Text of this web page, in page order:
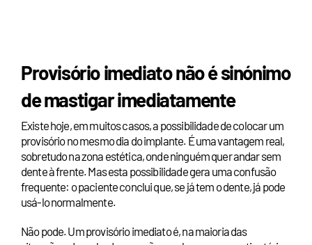
Provisório imediato não é sinónimo
de mastigar imediatamente
Existe hoje, em muitos casos, a possibilidade de colocar um
provisório no mesmo dia do implante. É uma vantagem real,
sobretudo na zona estética, onde ninguém quer andar sem
dente à frente. Mas esta possibilidade gera uma confusão
frequente: o paciente conclui que, se já tem o dente, já pode
usá-lo normalmente.
Não pode. Um provisório imediato é, na maioria das